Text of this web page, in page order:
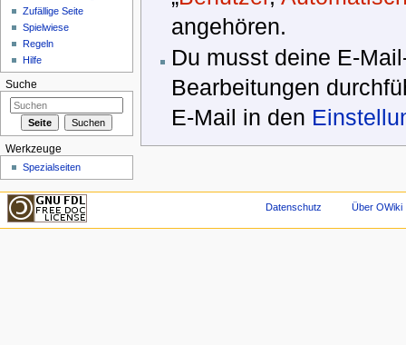
angehören.
Du musst deine E-
Bearbeitungen
E-Mail in den
Zufällige Seite
Spielwiese
Regeln
Hilfe
Suche
Werkzeuge
Spezialseiten
Datenschutz Über OWiki